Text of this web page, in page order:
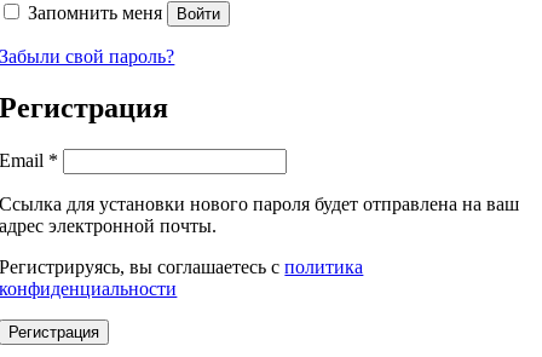
Запомнить меня Войти
Забыли свой пароль?
Регистрация
Email *
Ссылка для установки нового пароля будет отправлена ​​на ваш
адрес электронной почты.
Регистрируясь, вы соглашаетесь сполитика
конфиденциальности
Регистрация